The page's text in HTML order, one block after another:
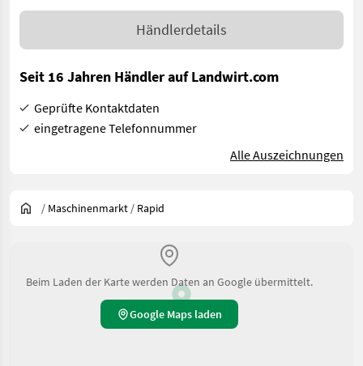
Händlerdetails
Seit 16 Jahren Händler auf Landwirt.com
Geprüfte Kontaktdaten
eingetragene Telefonnummer
Alle Auszeichnungen
/ Maschinenmarkt / Rapid
Beim Laden der Karte werden Daten an Google übermittelt.
Google Maps laden